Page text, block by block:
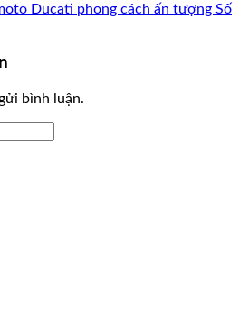
Ducati phong cách ấn tượng Số
bình luận.